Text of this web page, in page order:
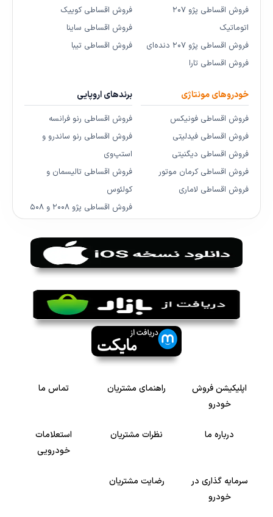
فروش اقساطی پژو ۲۰۷
اتوماتیک
فروش اقساطی پژو ۲۰۷ دنده‌ای
فروش اقساطی تارا
فروش اقساطی کوییک
فروش اقساطی ساینا
فروش اقساطی تیبا
خودروهای مونتاژی
فروش اقساطی فونیکس
فروش اقساطی فیدلیتی
فروش اقساطی دیگنیتی
فروش اقساطی کرمان موتور
فروش اقساطی لاماری
برندهای اروپایی
فروش اقساطی رنو فرانسه
فروش اقساطی رنو ساندرو و
استپ‌وی
فروش اقساطی تالیسمان و
کولئوس
فروش اقساطی پژو ۲۰۰۸ و ۵۰۸
اپلیکیشن فروش
خودرو
راهنمای مشتریان تماس ما
درباره ما نظرات مشتریان
استعلامات
خودرویی
سرمایه گذاری در
خودرو
رضایت مشتریان